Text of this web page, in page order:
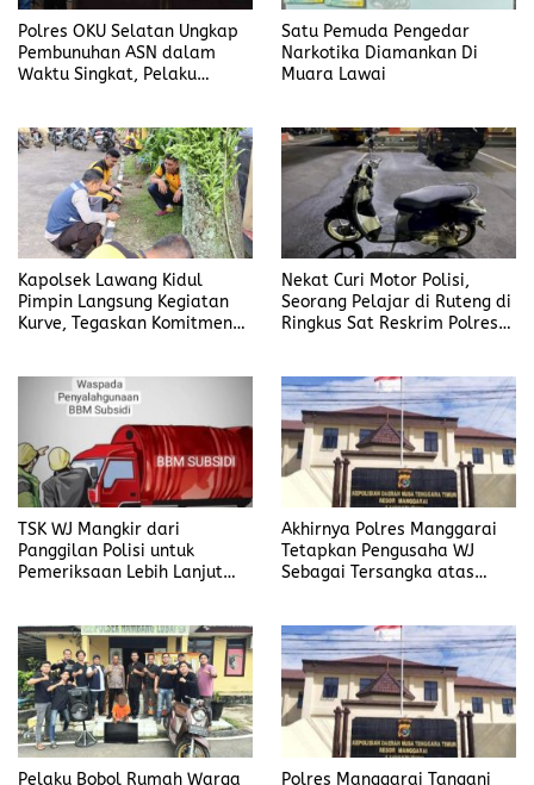
Polres OKU Selatan Ungkap
Pembunuhan ASN dalam
Waktu Singkat, Pelaku
Satu Pemuda Pengedar
Narkotika Diamankan Di
Muara Lawai
Kapolsek Lawang Kidul
Pimpin Langsung Kegiatan
Kurve, Tegaskan Komitmen
Nekat Curi Motor Polisi,
Seorang Pelajar di Ruteng di
Ringkus Sat Reskrim Polres
TSK WJ Mangkir dari
Panggilan Polisi untuk
Pemeriksaan Lebih Lanjut
Apa?
Akhirnya Polres Manggarai
Tetapkan Pengusaha WJ
Sebagai Tersangka atas
Pelaku Bobol Rumah Warga
Polres Manggarai Tangani